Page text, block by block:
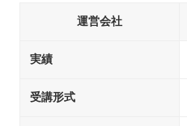
運営会社
実績
受講形式